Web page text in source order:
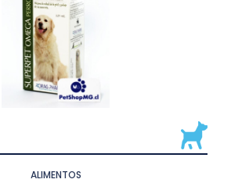
ALIMENTOS